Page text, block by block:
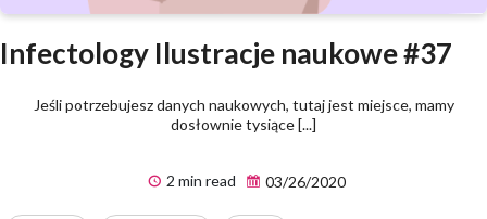
Infectology Ilustracje naukowe #37
Jeśli potrzebujesz danych naukowych, tutaj jest miejsce, mamy
dosłownie tysiące [...]
2 min read 03/26/2020